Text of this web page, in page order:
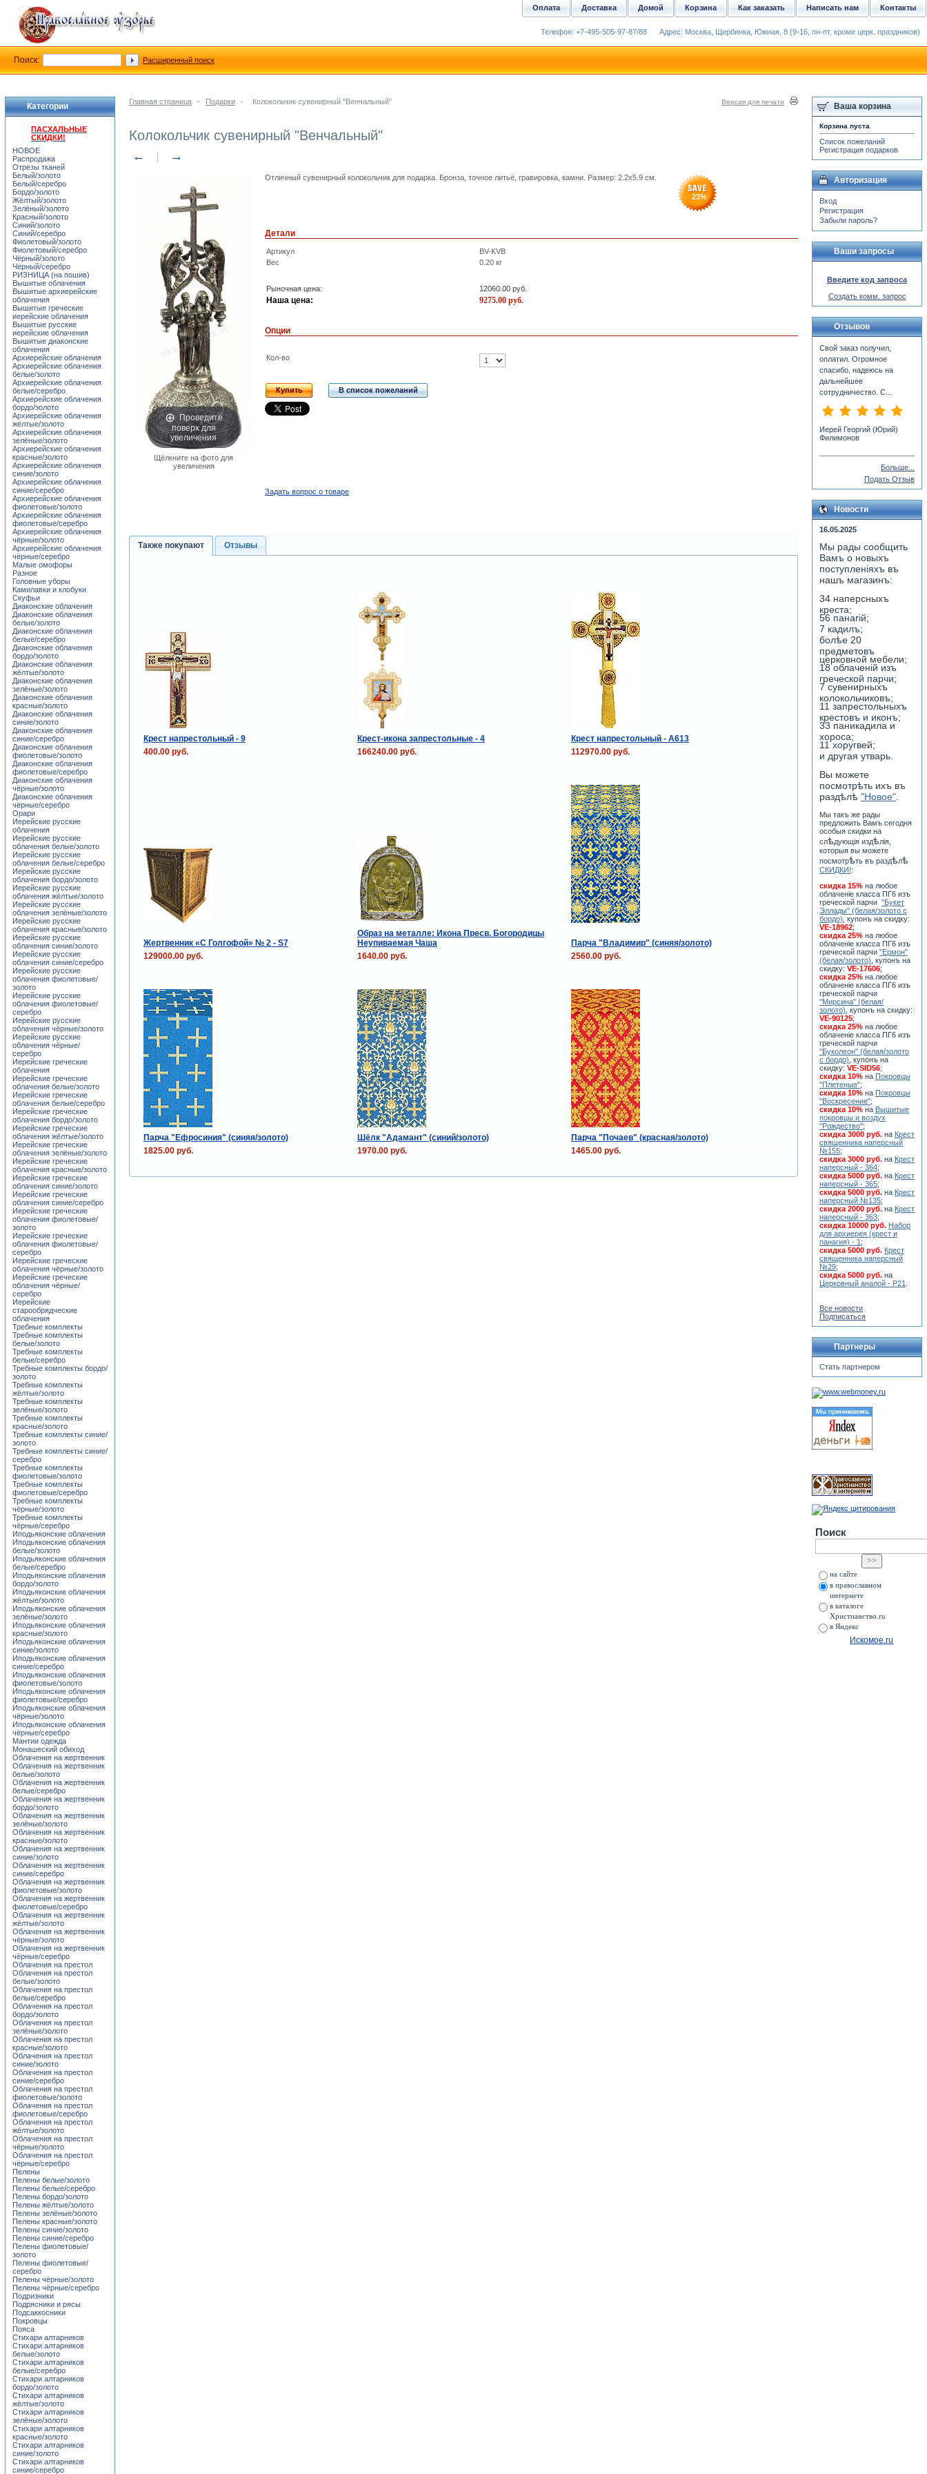
Главная страница - Подарки - Колокольчик сувенирный "Венчальный" Версия для печати
Колокольчик сувенирный "Венчальный"
← →
Проведите
поверх для
увеличения
Щёлкните на фото для
увеличения
Отличный сувенирный колокольчик для подарка. Бронза, точное литьё, гравировка, камни. Размер: 2.2x5.9 см.
23%
Детали
Артикул
BV-KVB
Вес
0.20 кг
Рыночная цена: 12060.00 руб.
Наша цена: 9275.00 руб.
Опции
Кол-во
Купить В список пожеланий
Задать вопрос о товаре
Также покупают Отзывы
Крест напрестольный - 9 Крест-икона запрестольные - 4
Крест напрестольный - А613
400.00 руб.
166240.00 руб. 112970.00 руб.
Жертвенник «С Голгофой» № 2 - S7
Образ на металле: Икона Пресв. Богородицы
Неупиваемая Чаша
Парча "Владимир" (синяя/золото)
129000.00 руб.
1640.00 руб. 2560.00 руб.
Парча "Ефросиния" (синяя/золото) Шёлк "Адамант" (синий/золото)
Парча "Почаев" (красная/золото)
1825.00 руб.
1970.00 руб. 1465.00 руб.
Категории
ПАСХАЛЬНЫЕ
СКИДКИ!
НОВОЕ
Распродажа
Отрезы тканей
Белый/золото
Белый/серебро
Бордо/золото
Жёлтый/золото
Зелёный/золото
Красный/золото
Синий/золото
Синий/серебро
Фиолетовый/золото
Фиолетовый/серебро
Чёрный/золото
Чёрный/серебро
РИЗНИЦА (на пошив)
Вышитые облачения
Вышитые архиерейские
облачения
Вышитые греческие
иерейские облачения
Вышитые русские
иерейские облачения
Вышитые диаконские
облачения
Архиерейские облачения
Архиерейские облачения
белые/золото
Архиерейские облачения
белые/серебро
Архиерейские облачения
бордо/золото
Архиерейские облачения
жёлтые/золото
Архиерейские облачения
зелёные/золото
Архиерейские облачения
красные/золото
Архиерейские облачения
синие/золото
Архиерейские облачения
синие/серебро
Архиерейские облачения
фиолетовые/золото
Архиерейские облачения
фиолетовые/серебро
Архиерейские облачения
чёрные/золото
Архиерейские облачения
чёрные/серебро
Малые омофоры
Разное
Головные уборы
Камилавки и клобуки
Скуфьи
Диаконские облачения
Диаконские облачения
белые/золото
Диаконские облачения
белые/серебро
Диаконские облачения
бордо/золото
Диаконские облачения
жёлтые/золото
Диаконские облачения
зелёные/золото
Диаконские облачения
красные/золото
Диаконские облачения
синие/золото
Диаконские облачения
синие/серебро
Диаконские облачения
фиолетовые/золото
Диаконские облачения
фиолетовые/серебро
Диаконские облачения
чёрные/золото
Диаконские облачения
чёрные/серебро
Орари
Иерейские русские
облачения
Иерейские русские
облачения белые/золото
Иерейские русские
облачения белые/серебро
Иерейские русские
облачения бордо/золото
Иерейские русские
облачения жёлтые/золото
Иерейские русские
облачения зелёные/золото
Иерейские русские
облачения красные/золото
Иерейские русские
облачения синие/золото
Иерейские русские
облачения синие/серебро
Иерейские русские
облачения фиолетовые/
золото
Иерейские русские
облачения фиолетовые/
серебро
Иерейские русские
облачения чёрные/золото
Иерейские русские
облачения чёрные/
серебро
Иерейские греческие
облачения
Иерейские греческие
облачения белые/золото
Иерейские греческие
облачения белые/серебро
Иерейские греческие
облачения бордо/золото
Иерейские греческие
облачения жёлтые/золото
Иерейские греческие
облачения зелёные/золото
Иерейские греческие
облачения красные/золото
Иерейские греческие
облачения синие/золото
Иерейские греческие
облачения синие/серебро
Иерейские греческие
облачения фиолетовые/
золото
Иерейские греческие
облачения фиолетовые/
серебро
Иерейские греческие
облачения чёрные/золото
Иерейские греческие
облачения чёрные/
серебро
Иерейские
старообрядческие
облачения
Требные комплекты
Требные комплекты
белые/золото
Требные комплекты
белые/серебро
Требные комплекты бордо/
золото
Требные комплекты
жёлтые/золото
Требные комплекты
зелёные/золото
Требные комплекты
красные/золото
Требные комплекты синие/
золото
Требные комплекты синие/
серебро
Требные комплекты
фиолетовые/золото
Требные комплекты
фиолетовые/серебро
Требные комплекты
чёрные/золото
Требные комплекты
чёрные/серебро
Иподьяконские облачения
Иподьяконские облачения
белые/золото
Иподьяконские облачения
белые/серебро
Иподьяконские облачения
бордо/золото
Иподьяконские облачения
жёлтые/золото
Иподьяконские облачения
зелёные/золото
Иподьяконские облачения
красные/золото
Иподьяконские облачения
синие/золото
Иподьяконские облачения
синие/серебро
Иподьяконские облачения
фиолетовые/золото
Иподьяконские облачения
фиолетовые/серебро
Иподьяконские облачения
чёрные/золото
Иподьяконские облачения
чёрные/серебро
Мантии одежда
Монашеский обиход
Облачения на жертвенник
Облачения на жертвенник
белые/золото
Облачения на жертвенник
белые/серебро
Облачения на жертвенник
бордо/золото
Облачения на жертвенник
зелёные/золото
Облачения на жертвенник
красные/золото
Облачения на жертвенник
синие/золото
Облачения на жертвенник
синие/серебро
Облачения на жертвенник
фиолетовые/золото
Облачения на жертвенник
фиолетовые/серебро
Облачения на жертвенник
жёлтые/золото
Облачения на жертвенник
чёрные/золото
Облачения на жертвенник
чёрные/серебро
Облачения на престол
Облачения на престол
белые/золото
Облачения на престол
белые/серебро
Облачения на престол
бордо/золото
Облачения на престол
зелёные/золото
Облачения на престол
красные/золото
Облачения на престол
синие/золото
Облачения на престол
синие/серебро
Облачения на престол
фиолетовые/золото
Облачения на престол
фиолетовые/серебро
Облачения на престол
жёлтые/золото
Облачения на престол
чёрные/золото
Облачения на престол
чёрные/серебро
Пелены
Пелены белые/золото
Пелены белые/серебро
Пелены бордо/золото
Пелены жёлтые/золото
Пелены зелёные/золото
Пелены красные/золото
Пелены синие/золото
Пелены синие/серебро
Пелены фиолетовые/
золото
Пелены фиолетовые/
серебро
Пелены чёрные/золото
Пелены чёрные/серебро
Подризники
Подрясники и рясы
Подсаккосники
Покровцы
Пояса
Стихари алтарников
Стихари алтарников
белые/золото
Стихари алтарников
белые/серебро
Стихари алтарников
бордо/золото
Стихари алтарников
жёлтые/золото
Стихари алтарников
зелёные/золото
Стихари алтарников
красные/золото
Стихари алтарников
синие/золото
Стихари алтарников
синие/серебро
Ваша корзина
Корзина пуста
Список пожеланий
Регистрация подарков
Авторизация
Вход
Регистрация
Забыли пароль?
Ваши запросы
Введите код запроса
Создать комм. запрос
Отзывов
Свой заказ получил,
оплатил. Огромное
спасибо, надеюсь на
дальнейшее
сотрудничество. С...
Иерей Георгий (Юрий)
Филимонов
Больше...
Подать Отзыв
Новости
16.05.2025
Мы рады сообщить
Вамъ о новыхъ
поступленiяхъ въ
нашъ магазинъ:
34 наперсныхъ
креста;
56 панагiй;
7 кадилъ;
болѣе 20
предметовъ
церковной мебели;
18 облаченiй изъ
греческой парчи;
7 сувенирныхъ
колокольчиковъ;
11 запрестольныхъ
крестовъ и иконъ;
33 паникадила и
хороса;
11 хоругвей;
и другая утварь.
Вы можете
посмотрѣть ихъ въ
раздѣлѣ "Новое"
Мы такъ же рады
предложить Вамъ сегодня
особыя скидки на
слѣдующiя издѣлiя,
которыя вы можете
посмотрѣть въ раздѣлѣ
СКИДКИ!:
скидка 15% на любое
облаченiе класса ПГ6 изъ
греческой парчи "Букет
Эллады" (белая/золото с
бордо) , купонъ на скидку:
VE-18962;
скидка 25% на любое
облаченiе класса ПГ6 изъ
греческой парчи "Ермон"
(белая/золото) , купонъ на
скидку: VE-17606;
скидка 25% на любое
облаченiе класса ПГ6 изъ
греческой парчи
"Мирсина" (белая/
золото) , купонъ на скидку:
VE-90125;
скидка 25% на любое
облаченiе класса ПГ6 изъ
греческой парчи
"Буколеон" (белая/золото
с бордо) , купонъ на
скидку: VE-SID56;
скидка 10% на Покровцы
"Плетеные";
скидка 10% на Покровцы
"Воскресение";
скидка 10% на Вышитые
покровцы и воздух
"Рождество";
скидка 3000 руб. на Крест
священника наперсный
№155;
скидка 3000 руб. на Крест
наперсный - 364;
скидка 5000 руб. на Крест
наперсный - 365;
скидка 5000 руб. на Крест
наперсный №135;
скидка 2000 руб. на Крест
наперсный - 363;
скидка 10000 руб. Набор
для архиерея (крест и
панагия) - 1 ;
скидка 5000 руб. Крест
священника наперсный
№29;
скидка 5000 руб. на
Церковный аналой - Р21
Все новости
Подписаться
Партнеры
Стать партнером
Поиск
на сайте
в православном
интернете
в каталоге
Христианство.ru
в Яндекс
Искомое.ru
Контакты
Написать нам
Как заказать
Корзина
Домой
Доставка
Оплата
Телефон: +7-495-505-97-87/88 Адрес: Москва, Щербинка, Южная, 8 (9-16, пн-пт, кроме церк. праздников)
Поиск: Расширенный поиск